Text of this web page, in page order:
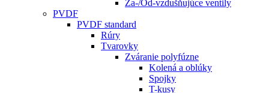
Za-/Od-vzdušňujúce ventily
PVDF
PVDF standard
Rúry
Tvarovky
Zváranie polyfúzne
Kolená a oblúky
Spojky
T-kusy